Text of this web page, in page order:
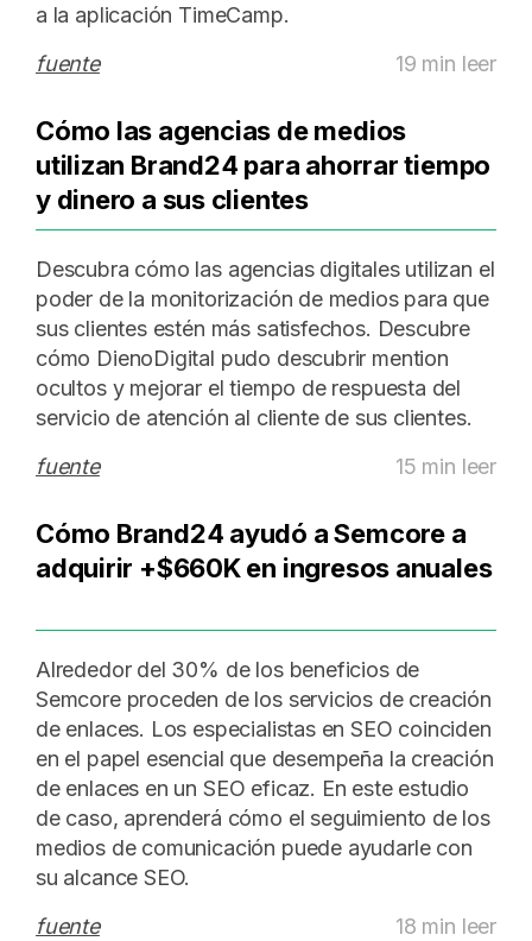
a la aplicación TimeCamp.
fuente
19 min leer
Cómo las agencias de medios
utilizan Brand24 para ahorrar tiempo
y dinero a sus clientes
Descubra cómo las agencias digitales utilizan el
poder de la monitorización de medios para que
sus clientes estén más satisfechos. Descubre
cómo DienoDigital pudo descubrir mention
ocultos y mejorar el tiempo de respuesta del
servicio de atención al cliente de sus clientes.
fuente
15 min leer
Cómo Brand24 ayudó a Semcore a
adquirir +$660K en ingresos anuales
Alrededor del 30% de los beneficios de
Semcore proceden de los servicios de creación
de enlaces. Los especialistas en SEO coinciden
en el papel esencial que desempeña la creación
de enlaces en un SEO eficaz. En este estudio
de caso, aprenderá cómo el seguimiento de los
medios de comunicación puede ayudarle con
su alcance SEO.
fuente
18 min leer